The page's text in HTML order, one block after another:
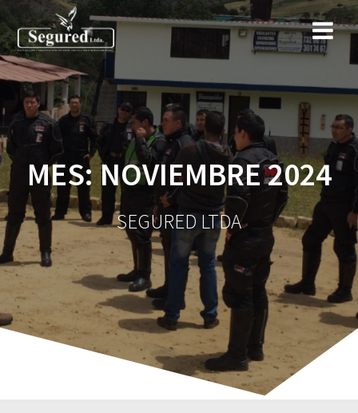
Saltar
al
contenido
MES:NOVIEMBRE 2024
SEGURED LTDA